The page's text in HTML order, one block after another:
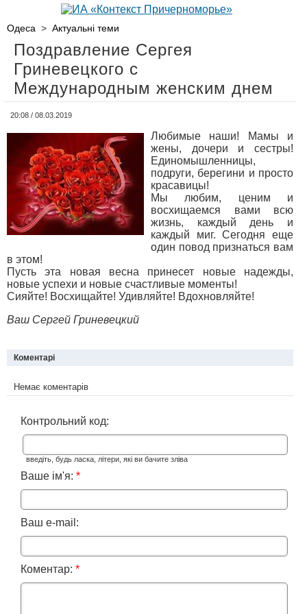
Одеса > Актуальні теми
Поздравление Сергея
Гриневецкого с
Международным женским днем
20:08 / 08.03.2019
Любимые наши! Мамы и
жены, дочери и сестры!
Единомышленницы,
подруги, берегини и просто
красавицы!
Мы любим, ценим и
восхищаемся вами всю
жизнь, каждый день и
каждый миг. Сегодня еще
один повод признаться вам
в этом!
Пусть эта новая весна принесет новые надежды,
новые успехи и новые счастливые моменты!
Сияйте! Восхищайте! Удивляйте! Вдохновляйте!
Ваш Сергей Гриневецкий
Коментарі
Немає коментарів
Контрольний код:
введіть, будь ласка, літери, які ви бачите зліва
Ваше ім'я: *
Ваш e-mail:
Коментар: *